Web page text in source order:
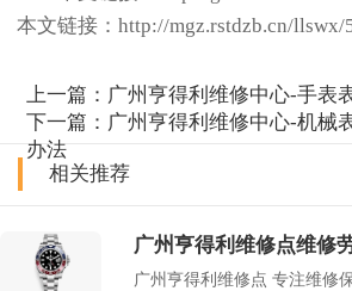
本文链接：http://mgz.rstdzb.cn/llswx/
上一篇： 广州亨得利维修中心-手表
下一篇： 广州亨得利维修中心-机械
办法
相关推荐
广州亨得利维修点维修
广州亨得利维修点 专注维修